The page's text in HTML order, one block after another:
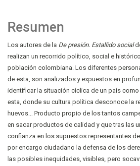
Resumen
Los autores de la De presión. Estallido social
realizan un recorrido político, social e
población colombiana. Los diferentes
de esta, son analizados y expuestos en
identificar la situación cíclica de un país como
esta, donde su cultura política desconoce la
huevos... Producto propio de los tantos
en sacar productos de calidad y que tras las
confianza en los supuestos representantes
por encargo ciudadano la defensa de los
las posibles inequidades, visibles, pero